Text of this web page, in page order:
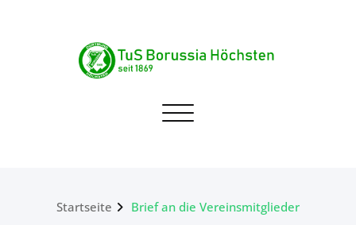
TuS Borussia Höchsten
Navigation umschalten
Startseite Brief an die Vereinsmitglieder